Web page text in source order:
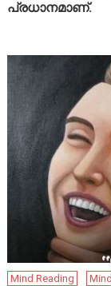
പ്രധാനമാണ്.
Mind Reading